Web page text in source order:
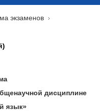
экзаменов
дисциплине
язык»